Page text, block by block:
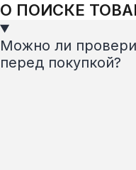
О ПОИСКЕ
Можно ли
перед покупкой?